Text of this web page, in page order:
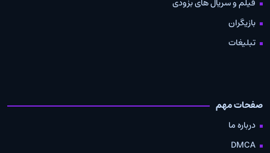
فیلم و سریال های بزودی
بازیگران
تبلیغات
صفحات مهم
درباره ما
DMCA